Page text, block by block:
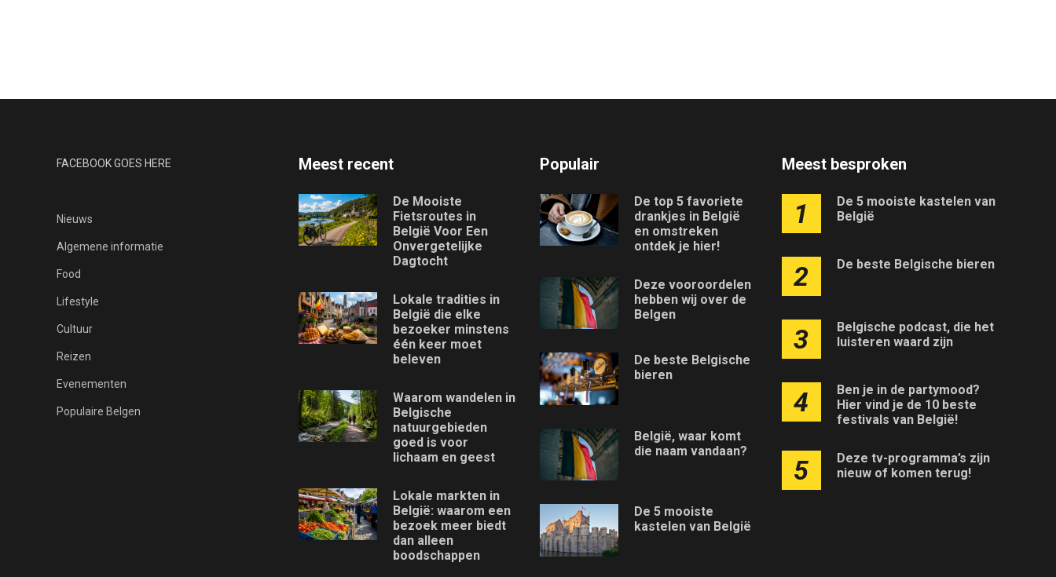
FACEBOOK GOES HERE
Nieuws
Algemene informatie
Food
Lifestyle
Cultuur
Reizen
Evenementen
Populaire Belgen
Meest recent
De Mooiste
Fietsroutes in
België Voor Een
Onvergetelijke
Dagtocht
Lokale tradities in
België die elke
bezoeker minstens
één keer moet
beleven
Waarom wandelen in
Belgische
natuurgebieden
goed is voor
lichaam en geest
Lokale markten in
België: waarom een
bezoek meer biedt
dan alleen
boodschappen
Populair
De top 5 favoriete
drankjes in België
en omstreken
ontdek je hier!
Deze vooroordelen
hebben wij over de
Belgen
De beste Belgische
bieren
België, waar komt
die naam vandaan?
De 5 mooiste
kastelen van België
Meest besproken
1
De 5 mooiste kastelen van
België
2 De beste Belgische bieren
3
Belgische podcast, die het
luisteren waard zijn
4
Ben je in de partymood?
Hier vind je de 10 beste
festivals van België!
5
Deze tv-programma’s zijn
nieuw of komen terug!